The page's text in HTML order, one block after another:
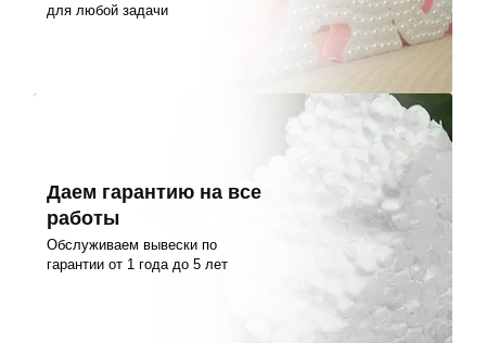
для любой задачи
Даем гарантию на все
работы
Обслуживаем вывески по
гарантии от 1 года до 5 лет